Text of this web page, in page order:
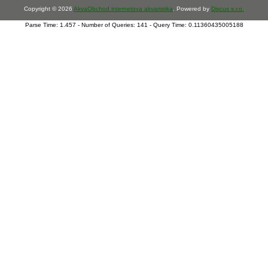
Copyright © 2026 AkvaObchod internetova akvaristika . Powered by Discus s.r.o.
Parse Time: 1.457 - Number of Queries: 141 - Query Time: 0.11360435005188